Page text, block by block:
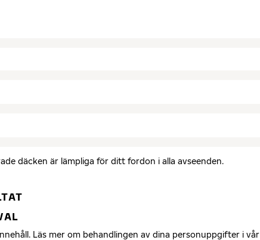
däcken är lämpliga för ditt fordon i alla avseenden.
Läs mer om behandlingen av dina personuppgifter i vår